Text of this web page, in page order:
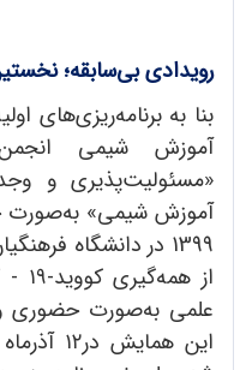
رویدادی بیسابقه؛
بنا به برنامه‌ریزی‌های
آموزش شیمی
«مسئولیت‌پذیری و
1399 در دانشگاه
علمی به‌صورت حضوری